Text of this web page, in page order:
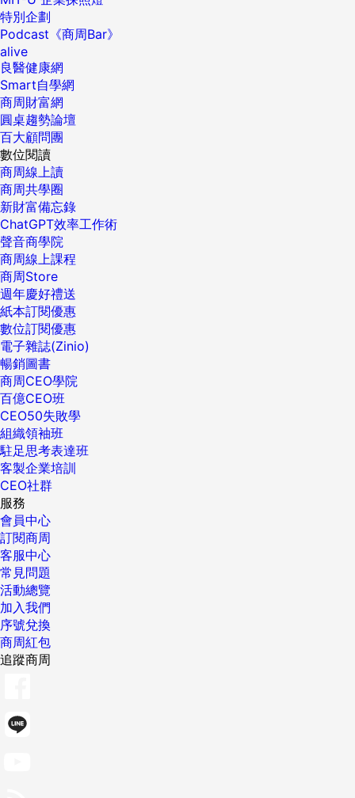
特別企劃
Podcast《商周Bar》
alive
良醫健康網
Smart自學網
商周財富網
圓桌趨勢論壇
百大顧問團
數位閱讀
商周線上讀
商周共學圈
新財富備忘錄
ChatGPT效率工作術
聲音商學院
商周線上課程
商周Store
週年慶好禮送
紙本訂閱優惠
數位訂閱優惠
電子雜誌(Zinio)
暢銷圖書
商周CEO學院
百億CEO班
CEO50失敗學
組織領袖班
駐足思考表達班
客製企業培訓
CEO社群
服務
會員中心
訂閱商周
客服中心
常見問題
活動總覽
加入我們
序號兌換
商周紅包
追蹤商周